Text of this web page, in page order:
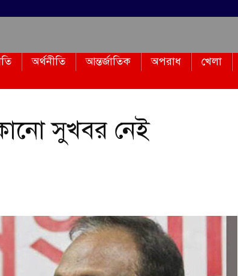
অর্থনীতি আন্তর্জাতিক অপরাধ খেলা
সুখবর নেই